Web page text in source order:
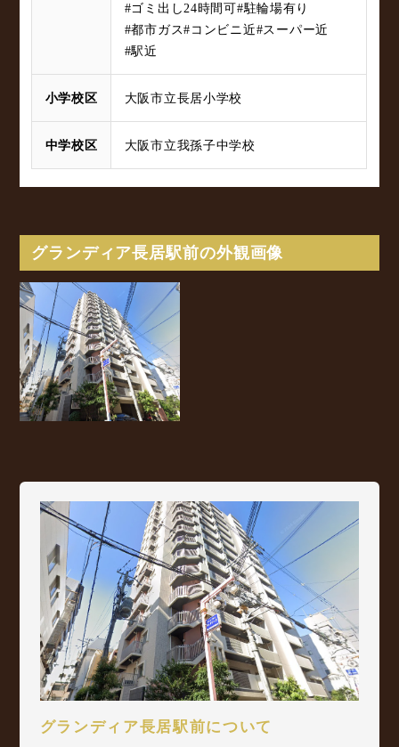
#ゴミ出し24時間可#駐輪場有り
#都市ガス#コンビニ近#スーパー近
#駅近
小学校区 大阪市立長居小学校
中学校区 大阪市立我孫子中学校
グランディア長居駅前の外観画像
グランディア長居駅前について